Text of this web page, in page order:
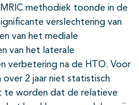
methodiek toonde in de
verslechtering van
van het mediale
van het laterale
verbetering na de HTO. Voor
over 2 jaar niet statistisch
te worden dat de relatieve